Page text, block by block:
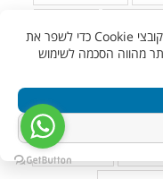
במרפסת
במבוק
גינות גג
הדמיית גינות
אנו משתמשים בקובצי Cookie כדי לשפר את
מהווה הסכמה לשימוש